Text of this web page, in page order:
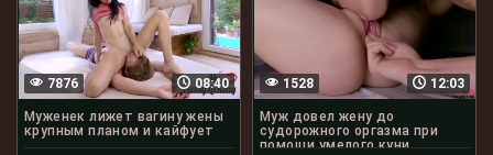
08:40
7876
Муженек лижет вагину жены
крупным планом и кайфует
12:03
1528
Муж довел жену до
судорожного оргазма при
помощи умелого куни